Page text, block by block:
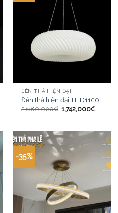
ĐÈN THẢ HIỆN ĐẠI
Đèn thả hiện đại THD1100
2,680,000₫ 1,742,000₫
-35%